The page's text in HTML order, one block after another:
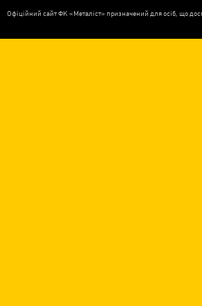
Офіційний сайт ФК «Металіст» призначений для осіб, що